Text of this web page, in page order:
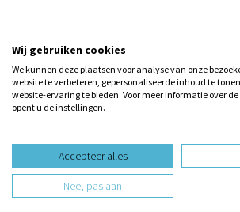
praten, of gaat dat te ver?
moeilijke dingen, dan zou ik
de dominee will...
Geen reacties
design website
website-ontwikkeling
Wij gebruiken cookies
We kunnen deze plaatsen voor analyse van onze
website te verbeteren, gepersonaliseerde inhoud te
website-ervaring te bieden. Voor meer informatie over
opent u de instellingen.
Accepteer alles
Nee, pas aan